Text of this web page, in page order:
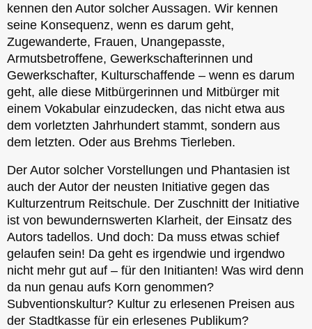
kennen den Autor solcher Aussagen. Wir kennen
seine Konsequenz, wenn es darum geht,
Zugewanderte, Frauen, Unangepasste,
Armutsbetroffene, Gewerkschafterinnen und
Gewerkschafter, Kulturschaffende – wenn es darum
geht, alle diese Mitbürgerinnen und Mitbürger mit
einem Vokabular einzudecken, das nicht etwa aus
dem vorletzten Jahrhundert stammt, sondern aus
dem letzten. Oder aus Brehms Tierleben.
Der Autor solcher Vorstellungen und Phantasien ist
auch der Autor der neusten Initiative gegen das
Kulturzentrum Reitschule. Der Zuschnitt der Initiative
ist von bewundernswerten Klarheit, der Einsatz des
Autors tadellos. Und doch: Da muss etwas schief
gelaufen sein! Da geht es irgendwie und irgendwo
nicht mehr gut auf – für den Initianten! Was wird denn
da nun genau aufs Korn genommen?
Subventionskultur? Kultur zu erlesenen Preisen aus
der Stadtkasse für ein erlesenes Publikum?